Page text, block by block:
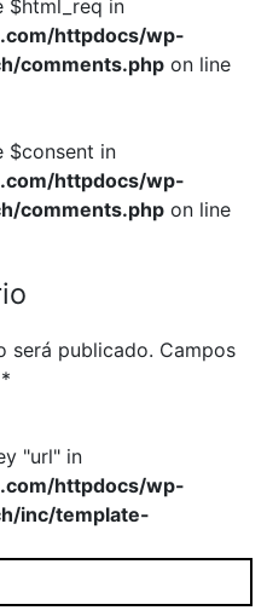
$html_req in
httpdocs/wp-
comments.php on line
$consent in
httpdocs/wp-
comments.php on line
será publicado. Campos
*
"url" in
httpdocs/wp-
inc/template-